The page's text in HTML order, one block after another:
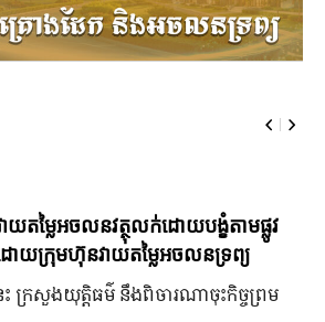
តម្លៃអចលនវត្ថុលក់ដោយបង្ខំតាមផ្លូវ
ោយក្រុមហ៊ុនវាយតម្លៃអចលនទ្រព្យ
េះ ក្រសួងយុត្តិធម៌ នឹងពិចារណាចុះកិច្ចព្រម